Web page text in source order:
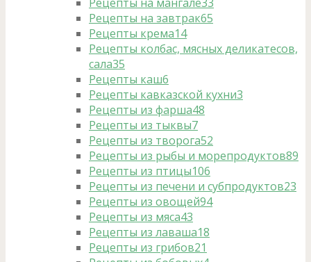
Рецепты на завтрак65
Рецепты крема14
Рецепты колбас, мясных деликатесов,
сала35
Рецепты каш6
Рецепты кавказской кухни3
Рецепты из фарша48
Рецепты из тыквы7
Рецепты из творога52
Рецепты из рыбы и морепродуктов89
Рецепты из птицы106
Рецепты из печени и субпродуктов23
Рецепты из овощей94
Рецепты из мяса43
Рецепты из лаваша18
Рецепты из грибов21